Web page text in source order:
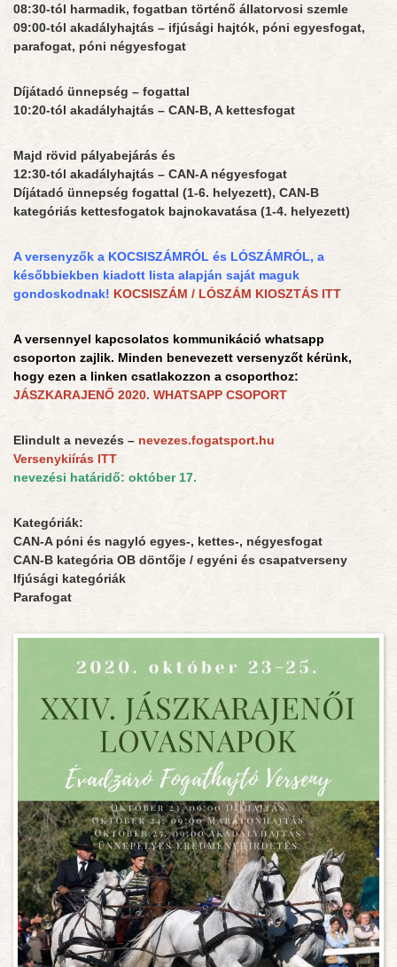
08:30-tól harmadik, fogatban történő állatorvosi szemle
09:00-tól akadályhajtás – ifjúsági hajtók, póni egyesfogat,
parafogat, póni négyesfogat
Díjátadó ünnepség – fogattal
10:20-tól akadályhajtás – CAN-B, A kettesfogat
Majd rövid pályabejárás és
12:30-tól akadályhajtás – CAN-A négyesfogat
Díjátadó ünnepség fogattal (1-6. helyezett), CAN-B
kategóriás kettesfogatok bajnokavatása (1-4. helyezett)
A versenyzők a KOCSISZÁMRÓL és LÓSZÁMRÓL, a
későbbiekben kiadott lista alapján saját maguk
gondoskodnak! KOCSISZÁM / LÓSZÁM KIOSZTÁS ITT
A versennyel kapcsolatos kommunikáció whatsapp
csoporton zajlik. Minden benevezett versenyzőt kérünk,
hogy ezen a linken csatlakozzon a csoporthoz:
JÁSZKARAJENŐ 2020. WHATSAPP CSOPORT
Elindult a nevezés – nevezes.fogatsport.hu
Versenykiírás ITT
nevezési határidő: október 17.
Kategóriák:
CAN-A póni és nagyló egyes-, kettes-, négyesfogat
CAN-B kategória OB döntője / egyéni és csapatverseny
Ifjúsági kategóriák
Parafogat